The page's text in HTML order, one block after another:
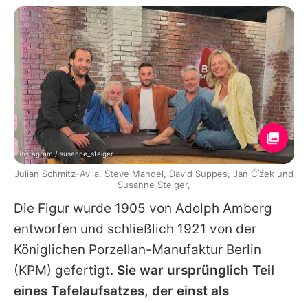
Die Figur wurde 1905 von Adolph Amberg
entworfen und schließlich 1921 von der
Königlichen Porzellan-Manufaktur Berlin
(KPM) gefertigt. Sie war ursprünglich Teil
eines Tafelaufsatzes, der einst als
Instagram / susanne_steiger
Julian Schmitz-Avila, Steve Mandel, David Suppes, Jan Čížek und
Susanne Steiger,